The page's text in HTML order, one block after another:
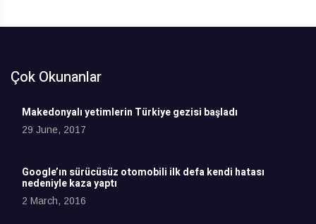
Çok Okunanlar
Makedonyalı yetimlerin Türkiye gezisi başladı
29 June, 2017
Google’ın sürücüsüz otomobili ilk defa kendi hatası
nedeniyle kaza yaptı
2 March, 2016